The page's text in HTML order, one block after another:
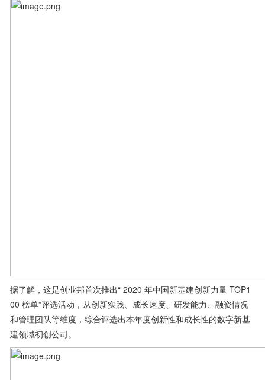
据了解，这是创业邦首次推出“ 2020 年中国新基建创新力量 TOP1
00 榜单”评选活动，从创新实践、成长速度、研发能力、融资情况
和管理团队等维度，综合评选出本年度创新性和成长性的数字新基
建领域初创公司。